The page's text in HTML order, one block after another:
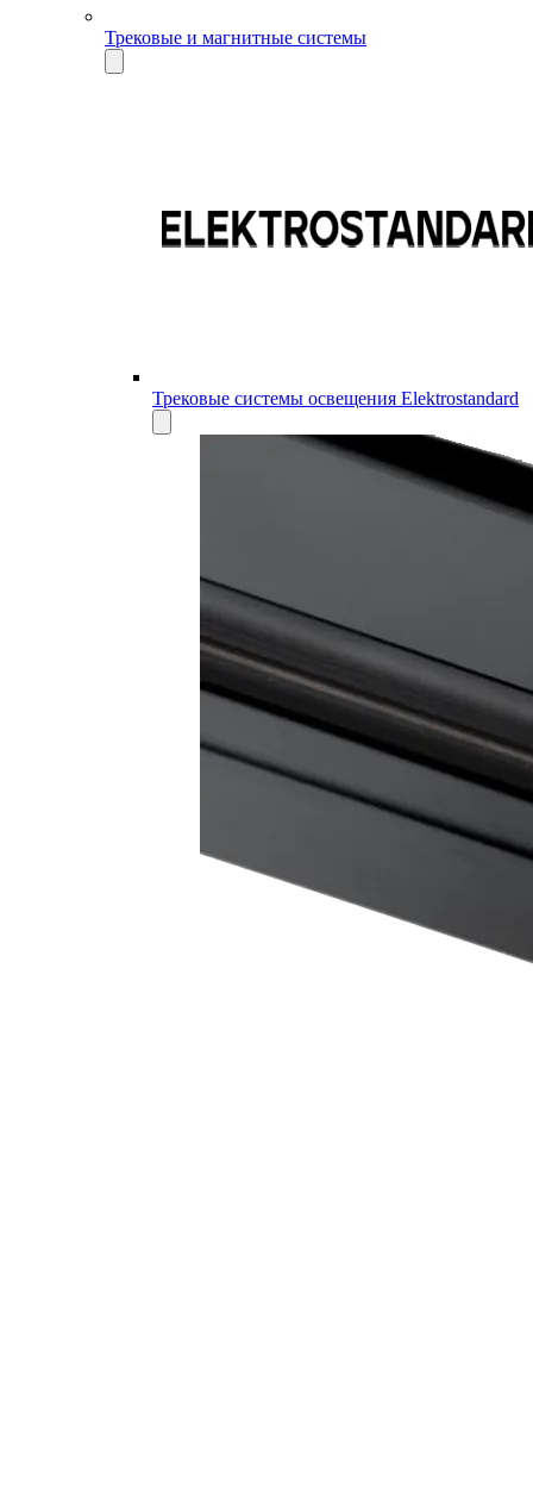
Трековые и магнитные системы
Трековые системы освещения Elektrostandard